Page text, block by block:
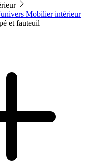
Mobilier intérieur
et fauteuil